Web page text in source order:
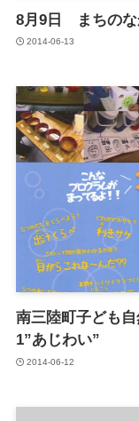
8月9日 まちのな
2014-06-13
南三陸町子ども
1”あじわい”
2014-06-12